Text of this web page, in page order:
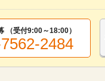
（受付9:00～18:00）
2484